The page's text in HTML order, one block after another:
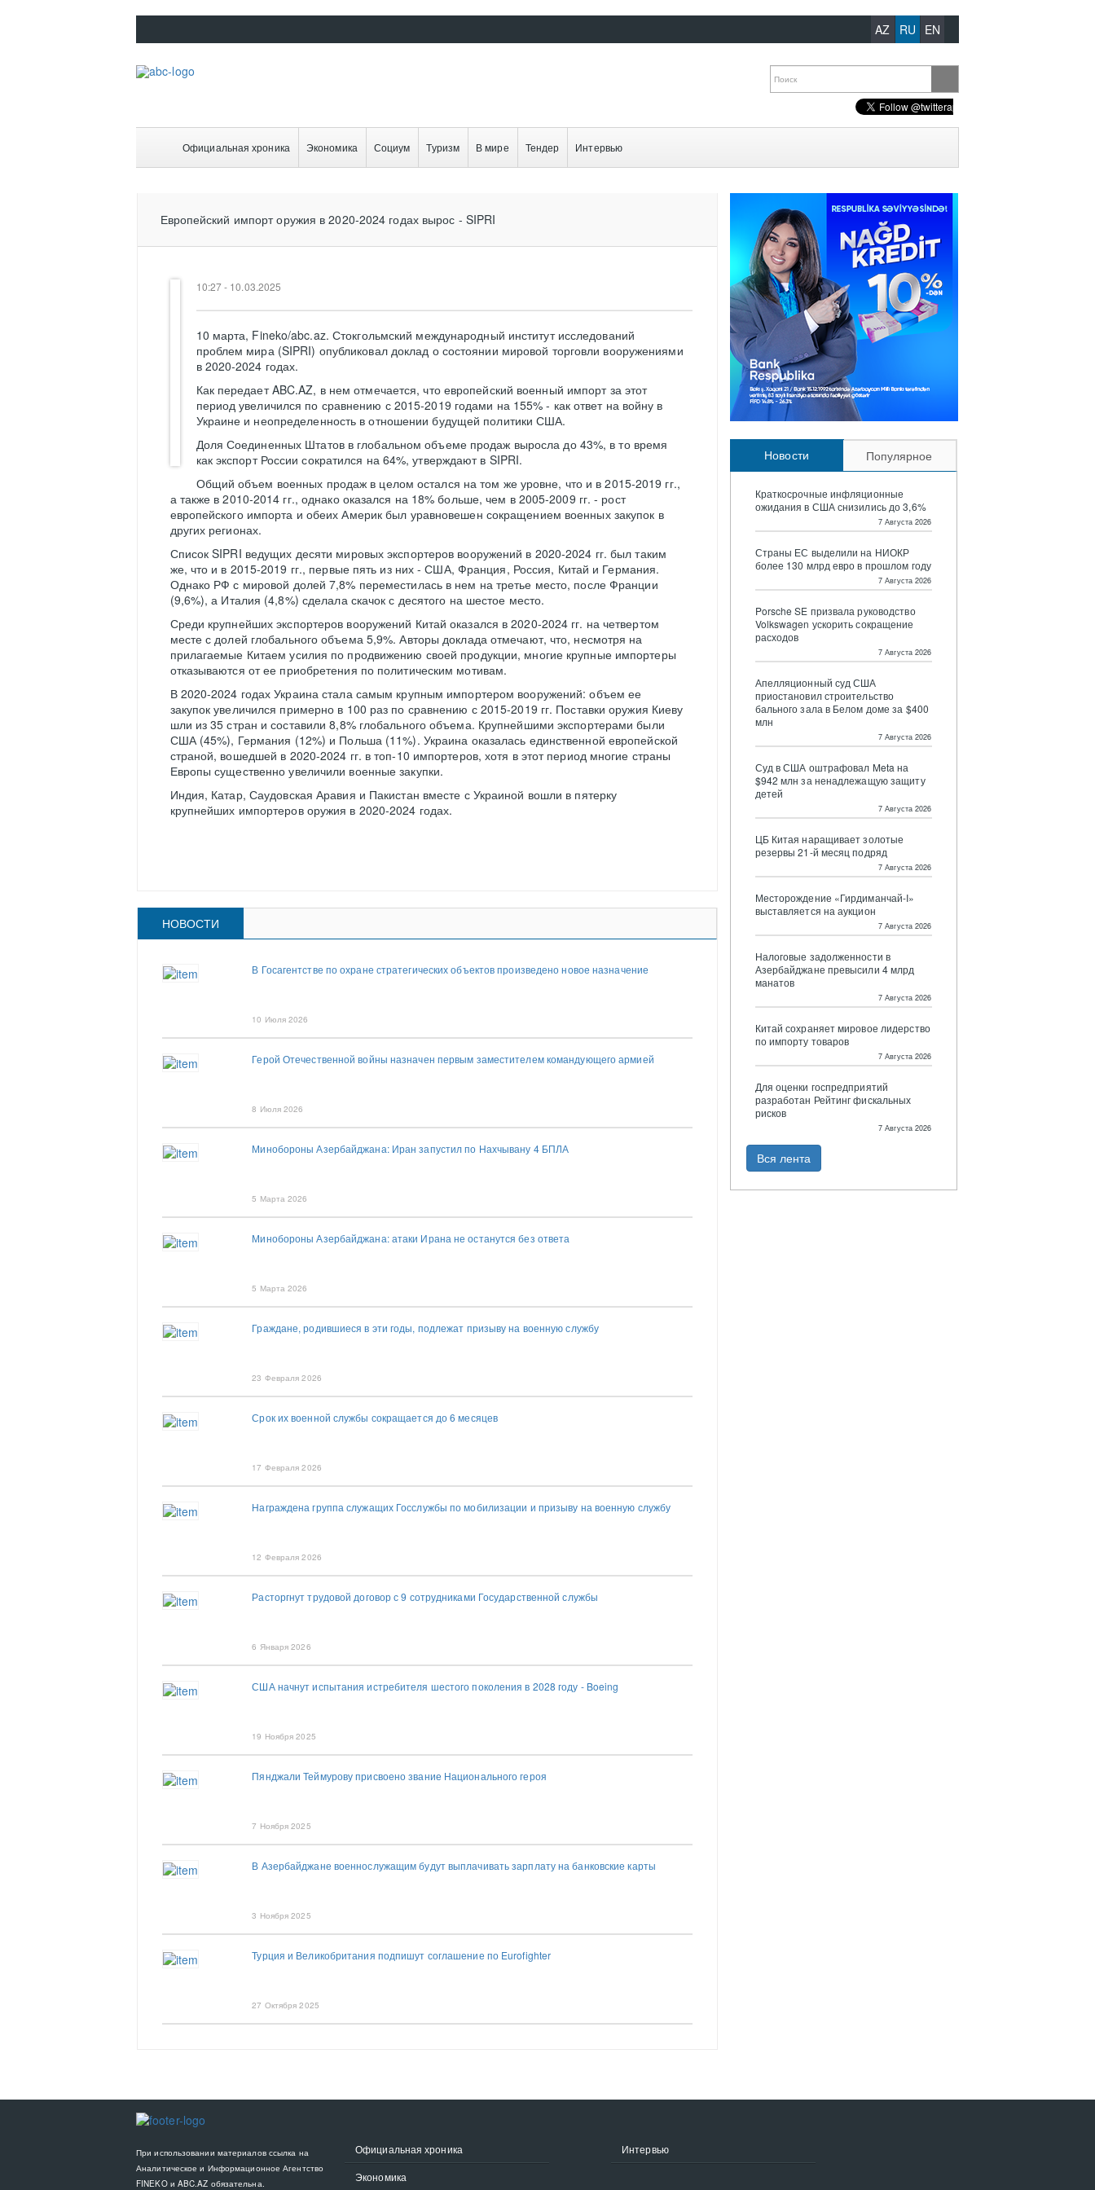
AZ RU EN
Официальная хроника Экономика Социум Туризм В мире Тендер Интервью
Европейский импорт оружия в 2020-2024 годах вырос - SIPRI
10:27 - 10.03.2025
10 марта, Fineko/abc.az. Стокгольмский международный институт исследований
проблем мира (SIPRI) опубликовал доклад о состоянии мировой торговли вооружениями
в 2020-2024 годах.
Как передает ABC.AZ, в нем отмечается, что европейский военный импорт за этот
период увеличился по сравнению с 2015-2019 годами на 155% - как ответ на войну в
Украине и неопределенность в отношении будущей политики США.
Доля Соединенных Штатов в глобальном объеме продаж выросла до 43%, в то время
как экспорт России сократился на 64%, утверждают в SIPRI.
Общий объем военных продаж в целом остался на том же уровне, что и в 2015-2019 гг.,
а также в 2010-2014 гг., однако оказался на 18% больше, чем в 2005-2009 гг. - рост
европейского импорта и обеих Америк был уравновешен сокращением военных закупок в
других регионах.
Список SIPRI ведущих десяти мировых экспортеров вооружений в 2020-2024 гг. был таким
же, что и в 2015-2019 гг., первые пять из них - США, Франция, Россия, Китай и Германия.
Однако РФ с мировой долей 7,8% переместилась в нем на третье место, после Франции
(9,6%), а Италия (4,8%) сделала скачок с десятого на шестое место.
Среди крупнейших экспортеров вооружений Китай оказался в 2020-2024 гг. на четвертом
месте с долей глобального объема 5,9%. Авторы доклада отмечают, что, несмотря на
прилагаемые Китаем усилия по продвижению своей продукции, многие крупные импортеры
отказываются от ее приобретения по политическим мотивам.
В 2020-2024 годах Украина стала самым крупным импортером вооружений: объем ее
закупок увеличился примерно в 100 раз по сравнению с 2015-2019 гг. Поставки оружия Киеву
шли из 35 стран и составили 8,8% глобального объема. Крупнейшими экспортерами были
США (45%), Германия (12%) и Польша (11%). Украина оказалась единственной европейской
страной, вошедшей в 2020-2024 гг. в топ-10 импортеров, хотя в этот период многие страны
Европы существенно увеличили военные закупки.
Индия, Катар, Саудовская Аравия и Пакистан вместе с Украиной вошли в пятерку
крупнейших импортеров оружия в 2020-2024 годах.
НОВОСТИ
В Госагентстве по охране стратегических объектов произведено новое назначение
10 Июля 2026
Герой Отечественной войны назначен первым заместителем командующего армией
8 Июля 2026
Минобороны Азербайджана: Иран запустил по Нахчывану 4 БПЛА
5 Марта 2026
Минобороны Азербайджана: атаки Ирана не останутся без ответа
5 Марта 2026
Граждане, родившиеся в эти годы, подлежат призыву на военную службу
23 Февраля 2026
Срок их военной службы сокращается до 6 месяцев
17 Февраля 2026
Награждена группа служащих Госслужбы по мобилизации и призыву на военную службу
12 Февраля 2026
Расторгнут трудовой договор с 9 сотрудниками Государственной службы
6 Января 2026
США начнут испытания истребителя шестого поколения в 2028 году - Boeing
19 Ноября 2025
Пянджали Теймурову присвоено звание Национального героя
7 Ноября 2025
В Азербайджане военнослужащим будут выплачивать зарплату на банковские карты
3 Ноября 2025
Турция и Великобритания подпишут соглашение по Eurofighter
27 Октября 2025
Новости Популярное
Краткосрочные инфляционные
ожидания в США снизились до 3,6%
7 Августа 2026
Страны ЕС выделили на НИОКР
более 130 млрд евро в прошлом году
7 Августа 2026
Porsche SE призвала руководство
Volkswagen ускорить сокращение
расходов
7 Августа 2026
Апелляционный суд США
приостановил строительство
бального зала в Белом доме за $400
млн
7 Августа 2026
Суд в США оштрафовал Meta на
$942 млн за ненадлежащую защиту
детей
7 Августа 2026
ЦБ Китая наращивает золотые
резервы 21-й месяц подряд
7 Августа 2026
Месторождение «Гирдиманчай-I»
выставляется на аукцион
7 Августа 2026
Налоговые задолженности в
Азербайджане превысили 4 млрд
манатов
7 Августа 2026
Китай сохраняет мировое лидерство
по импорту товаров
7 Августа 2026
Для оценки госпредприятий
разработан Рейтинг фискальных
рисков
7 Августа 2026
Вся лента
При использовании материалов ссылка на
Аналитическое и Информационное Агентство
FINEKO и ABC.AZ обязательна.
Официальная хроника
Экономика
Интервью